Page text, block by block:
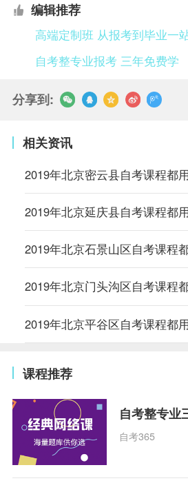
编辑推荐
高端定制班 从报考到毕业一
自考整专业报考 三年免费学
分享到:
相关资讯
2019年北京密云县自考课程都
2019年北京延庆县自考课程都
2019年北京石景山区自考课程
2019年北京门头沟区自考课程
2019年北京平谷区自考课程都
课程推荐
自考整专业
自考365